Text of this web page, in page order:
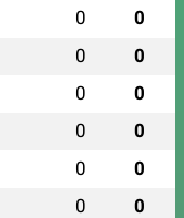
0 0
0 0
0 0
0 0
0 0
0 0